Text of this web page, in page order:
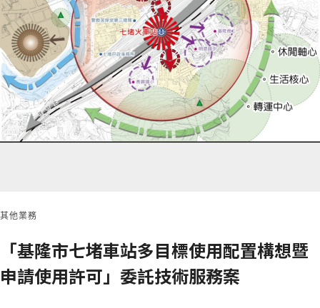
其他業務
「基隆市七堵車站多目標使用配置構想暨
申請使用許可」委託技術服務案